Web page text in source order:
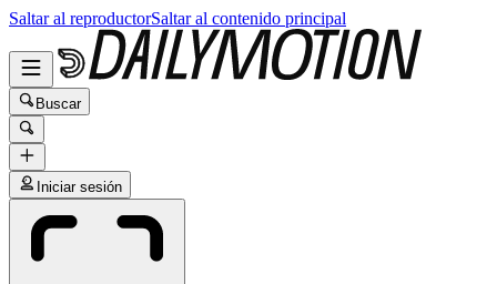
Saltar al reproductorSaltar al contenido principal
Buscar
Iniciar sesión